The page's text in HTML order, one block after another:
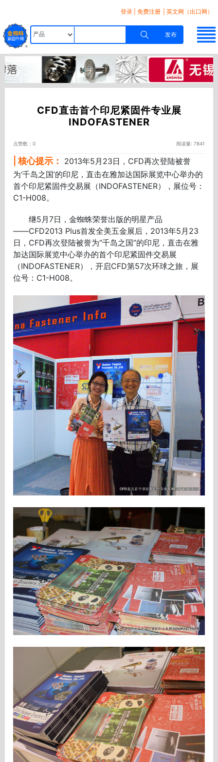
登录 免费注册 | 英文网（出口网）
发布
CFD直击首个印尼紧固件专业展
INDOFASTENER
点赞数：0 阅读量: 7841
| 核心提示：
2013年5月23日，CFD再次登陆被誉
为‘千岛之国’的印尼，直击在雅加达国际展览中心举办的
首个印尼紧固件交易展（INDOFASTENER），展位号：
C1-H008。
继5月7日，金蜘蛛荣誉出版的明星产品
――CFD2013 Plus首发全美五金展后，2013年5月23
日，CFD再次登陆被誉为“千岛之国”的印尼，直击在雅
加达国际展览中心举办的首个印尼紧固件交易展
（INDOFASTENER），开启CFD第57次环球之旅，展
位号：C1-H008。